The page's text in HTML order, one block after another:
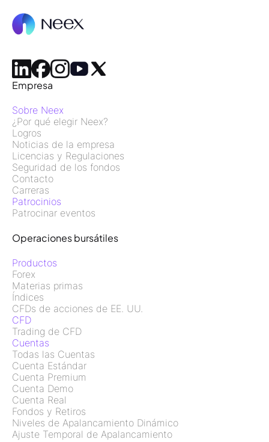
Empresa
Sobre Neex
¿Por qué elegir Neex?
Logros
Noticias de la empresa
Licencias y Regulaciones
Seguridad de los fondos
Contacto
Carreras
Patrocinios
Patrocinar eventos
Operaciones bursátiles
Productos
Forex
Materias primas
Índices
CFDs de acciones de EE. UU.
CFD
Trading de CFD
Cuentas
Todas las Cuentas
Cuenta Estándar
Cuenta Premium
Cuenta Demo
Cuenta Real
Fondos y Retiros
Niveles de Apalancamiento Dinámico
Ajuste Temporal de Apalancamiento